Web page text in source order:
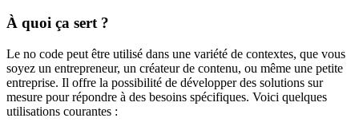
À quoi ça sert ?
Le no code peut être utilisé dans une variété de contextes, que vous
soyez un entrepreneur, un créateur de contenu, ou même une petite
entreprise. Il offre la possibilité de développer des solutions sur
mesure pour répondre à des besoins spécifiques. Voici quelques
utilisations courantes :